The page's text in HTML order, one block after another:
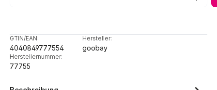
GTIN/EAN:
4040849777554
Hersteller:
goobay
Herstellernummer:
77755